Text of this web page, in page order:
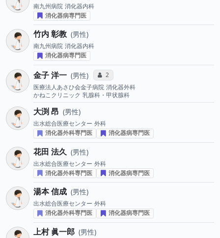
南九州病院 消化器内科
消化器病専門医
竹内 彰教 男性
南九州病院 消化器内科
消化器病専門医
金子 洋一 男性 コミュニケーション・タイプ投票数
2
医療法人あさひ会金子病院 消化器外科
かねこクリニック 乳腺科・甲状腺科
大渕 昂 男性
出水総合医療センター 外科
消化器外科専門医
消化器病専門医
花田 法久 男性
出水総合医療センター 外科
消化器外科専門医
消化器病専門医
湯本 信成 男性
出水総合医療センター 外科
消化器外科専門医
消化器病専門医
上村 眞一郎 男性